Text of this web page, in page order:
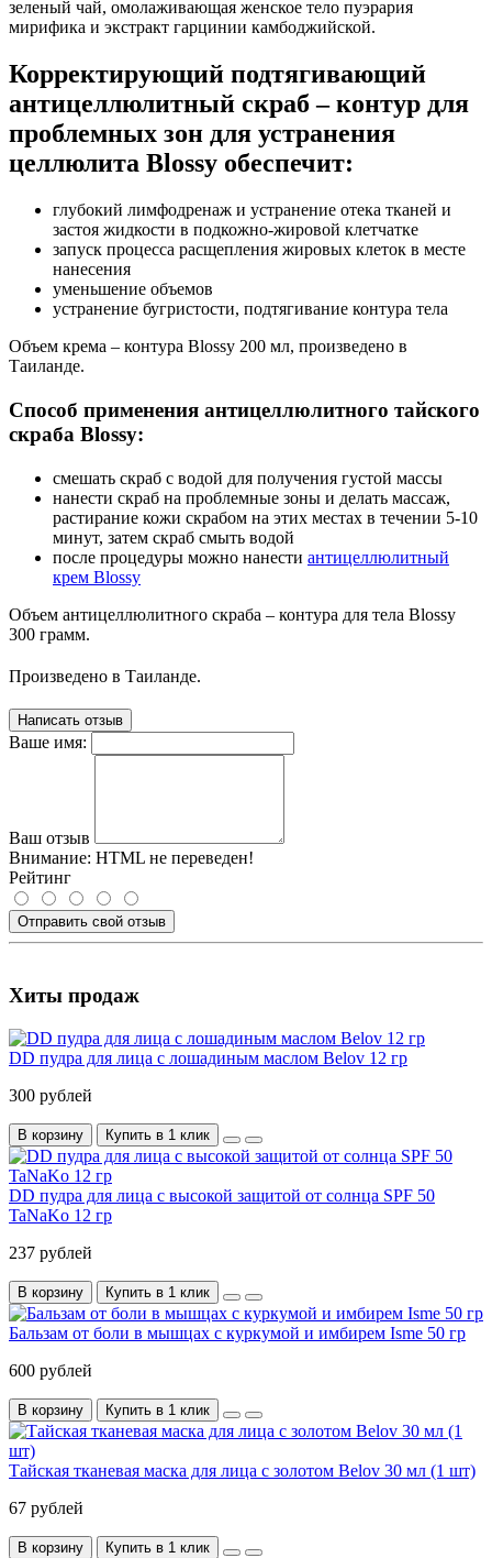
зеленый чай, омолаживающая женское тело пуэрария
мирифика и экстракт гарцинии камбоджийской.
Корректирующий подтягивающий
антицеллюлитный скраб – контур для
проблемных зон для устранения
целлюлита Blossy обеспечит:
глубокий лимфодренаж и устранение отека тканей и
застоя жидкости в подкожно-жировой клетчатке
запуск процесса расщепления жировых клеток в месте
нанесения
уменьшение объемов
устранение бугристости, подтягивание контура тела
Объем крема – контура Blossy 200 мл, произведено в
Таиланде.
Способ применения антицеллюлитного тайского
скраба Blossy:
смешать скраб с водой для получения густой массы
нанести скраб на проблемные зоны и делать массаж,
растирание кожи скрабом на этих местах в течении 5-10
минут, затем скраб смыть водой
после процедуры можно нанести антицеллюлитный
крем Blossy
Объем антицеллюлитного скраба – контура для тела Blossy
300 грамм.
Произведено в Таиланде.
Написать отзыв
Ваше имя:
Ваш отзыв
Внимание: HTML не переведен!
Рейтинг
Отправить свой отзыв
Хиты продаж
DD пудра для лица c лошадиным маслом Belov 12 гр
300 рублей
В корзину Купить в 1 клик
DD пудра для лица c высокой защитой от солнца SPF 50
TaNaKo 12 гр
237 рублей
В корзину Купить в 1 клик
Бальзам от боли в мышцах с куркумой и имбирем Isme 50 гр
600 рублей
В корзину Купить в 1 клик
Тайская тканевая маска для лица с золотом Belov 30 мл (1 шт)
67 рублей
В корзину Купить в 1 клик